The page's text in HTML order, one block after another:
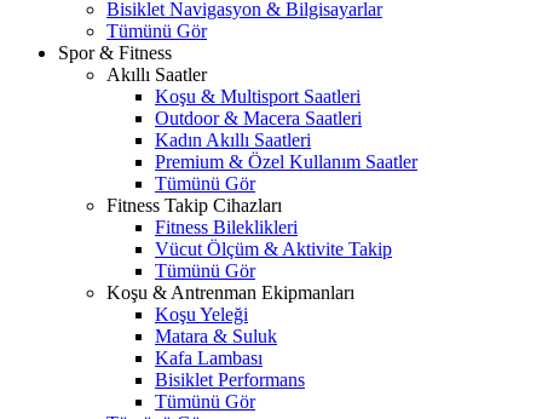
Bisiklet Navigasyon & Bilgisayarlar
Tümünü Gör
Spor & Fitness
Akıllı Saatler
Koşu & Multisport Saatleri
Outdoor & Macera Saatleri
Kadın Akıllı Saatleri
Premium & Özel Kullanım Saatler
Tümünü Gör
Fitness Takip Cihazları
Fitness Bileklikleri
Vücut Ölçüm & Aktivite Takip
Tümünü Gör
Koşu & Antrenman Ekipmanları
Koşu Yeleği
Matara & Suluk
Kafa Lambası
Bisiklet Performans
Tümünü Gör